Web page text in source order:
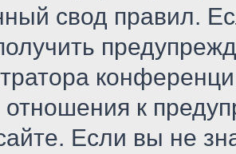
свод правил.
отношения к
Если вы не